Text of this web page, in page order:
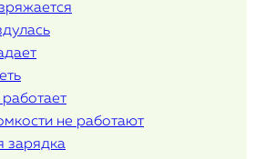
не работают
зарядка